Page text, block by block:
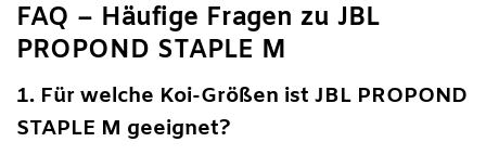
FAQ – Häufige Fragen zu JBL
PROPOND STAPLE M
1. Für welche Koi-Größen ist JBL PROPOND
STAPLE M geeignet?